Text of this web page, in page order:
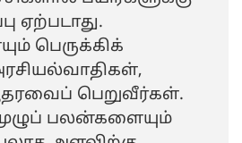
ஏற்படாது.
பெருக்கிக்
பெறுவீர்கள்.
பலன்களையும்